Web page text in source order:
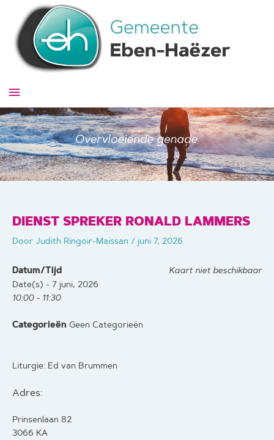
inhoud
Hoofdmenu
DIENST SPREKER RONALD LAMMERS
Door Judith Ringoir-Maissan / juni 7, 2026
Kaart niet beschikbaar
Datum/Tijd
Date(s) - 7 juni, 2026
10:00 - 11:30
Categorieën Geen Categorieën
Liturgie: Ed van Brummen
Adres:
Prinsenlaan 82
3066 KA